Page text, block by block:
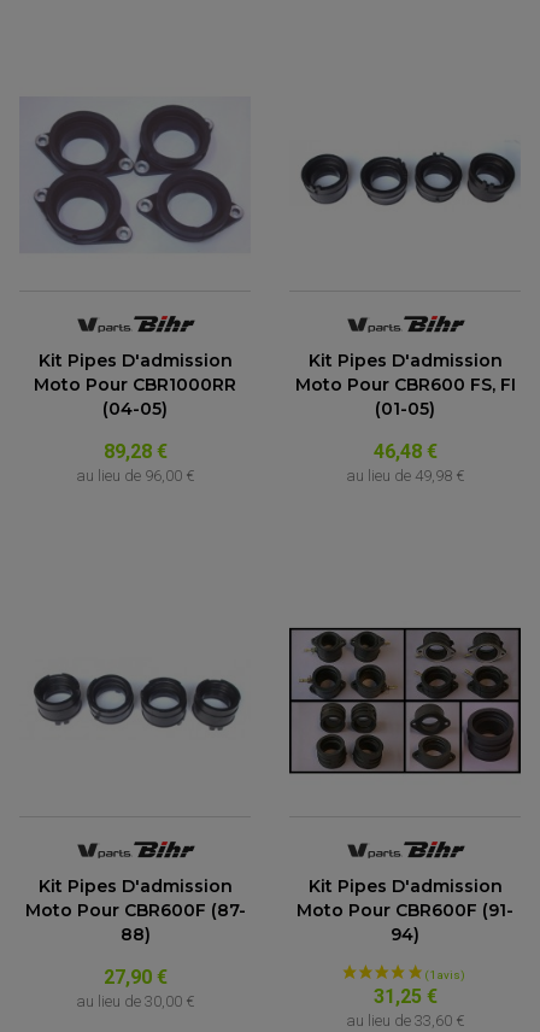
Kit Pipes D'admission
Moto Pour CBR1000RR
(04-05)
89,28 €
au lieu de 96,00 €
Kit Pipes D'admission
Moto Pour CBR600 FS, FI
(01-05)
46,48 €
au lieu de 49,98 €
Kit Pipes D'admission
Moto Pour CBR600F (87-
88)
27,90 €
au lieu de 30,00 €
Kit Pipes D'admission
Moto Pour CBR600F (91-
94)
31,25 €
au lieu de 33,60 €